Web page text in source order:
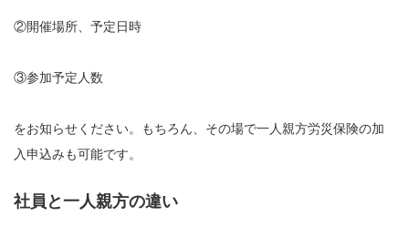
②開催場所、予定日時
③参加予定人数
をお知らせください。もちろん、その場で一人親方労災保険の加
入申込みも可能です。
社員と一人親方の違い